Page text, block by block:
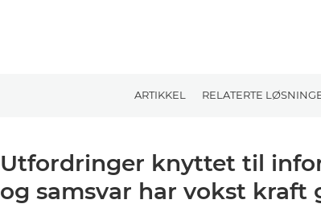
ARTIKKEL RELATERTE
Utfordringer knyttet til
og samsvar har vokst kraft